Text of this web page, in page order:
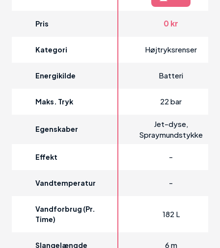
Pris 0 kr
Kategori Højtryksrenser
Energikilde Batteri
Maks. Tryk 22 bar
Egenskaber
Jet-dyse,
Spraymundstykke
Effekt -
Vandtemperatur -
Vandforbrug (pr.
Time)
182 L
Slangelængde 6 m